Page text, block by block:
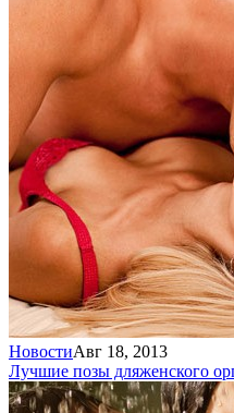
НовостиАвг 18, 2013
Лучшие позы дляженского